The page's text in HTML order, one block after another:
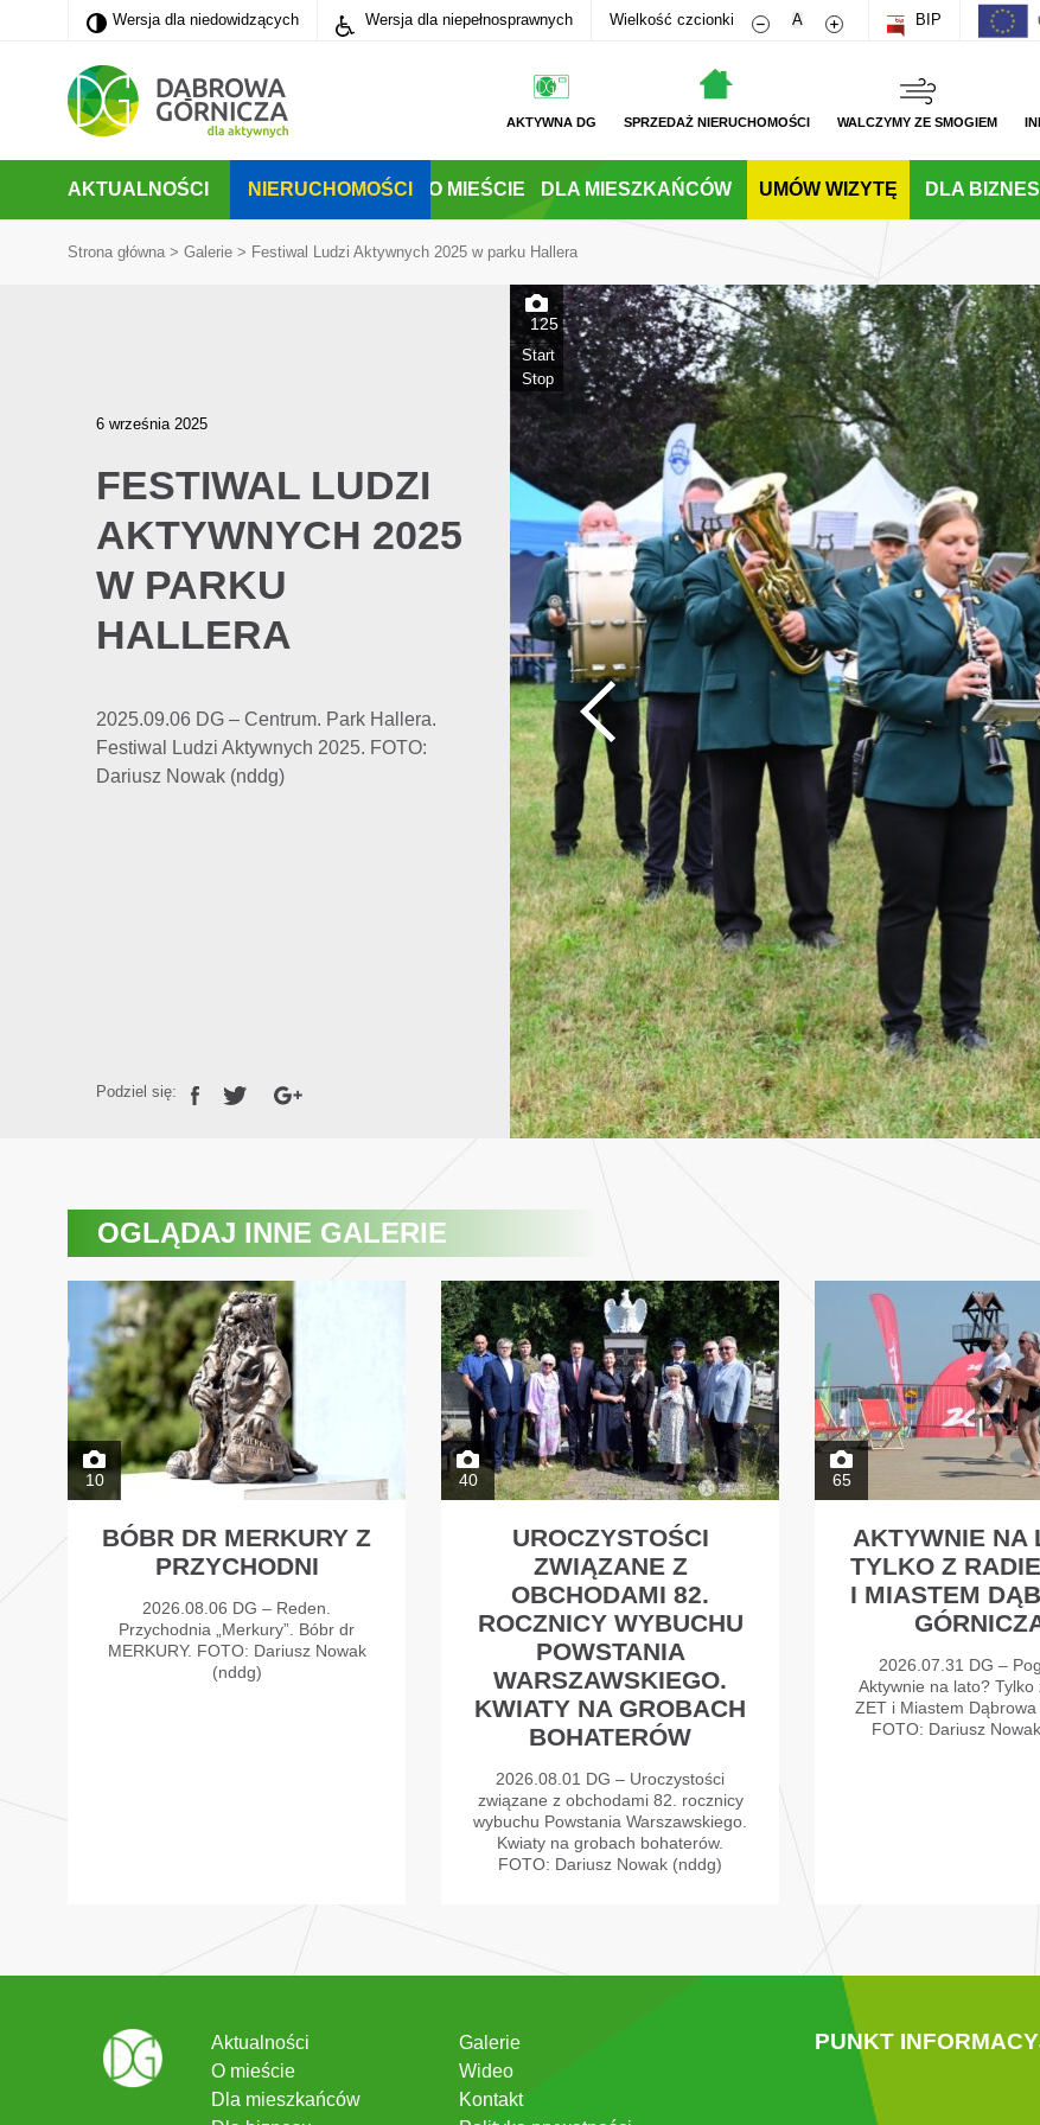
PRZEJDŹ DO MENU GŁÓWNEGO
PRZEJDŹ DO WYSZUKIWARKI
PRZEJDŹ DO TREŚCI
Wersja dla niedowidzących
Wersja dla niedowidzących Wersja dla niepełnosprawnych Wielkość czcionki Zmniejsz rozmiar czcionki
A Zwiększ rozmiar czcionki
BIP
AKTYWNA DG SPRZEDAŻ NIERUCHOMOŚCI WALCZYMY ZE SMOGIEM
AKTUALNOŚCI NIERUCHOMOŚCI O MIEŚCIE DLA MIESZKAŃCÓW UMÓW WIZYTĘ DLA
Strona główna > Galerie > Festiwal Ludzi Aktywnych 2025 w parku Hallera
6 września 2025
FESTIWAL LUDZI
AKTYWNYCH 2025
W PARKU
HALLERA
125
Start
Stop
2025.09.06 DG – Centrum. Park Hallera.
Festiwal Ludzi Aktywnych 2025. FOTO:
Dariusz Nowak (nddg)
Podziel się:
OGLĄDAJ INNE GALERIE
10
BÓBR DR MERKURY Z
PRZYCHODNI
2026.08.06 DG – Reden.
Przychodnia „Merkury”. Bóbr dr
MERKURY. FOTO: Dariusz Nowak
(nddg)
40
UROCZYSTOŚCI
ZWIĄZANE Z
OBCHODAMI 82.
ROCZNICY WYBUCHU
POWSTANIA
WARSZAWSKIEGO.
KWIATY NA GROBACH
BOHATERÓW
2026.08.01 DG – Uroczystości
związane z obchodami 82. rocznicy
wybuchu Powstania Warszawskiego.
Kwiaty na grobach bohaterów.
FOTO: Dariusz Nowak (nddg)
65
AKTYWNIE NA
TYLKO Z
I MIASTEM
2026.07.31 DG –
Aktywnie na lato? Tylko
ZET i Miastem
FOTO: Dariusz
Aktualności
O mieście
Dla mieszkańców
Galerie
Wideo
Kontakt
PUNKT